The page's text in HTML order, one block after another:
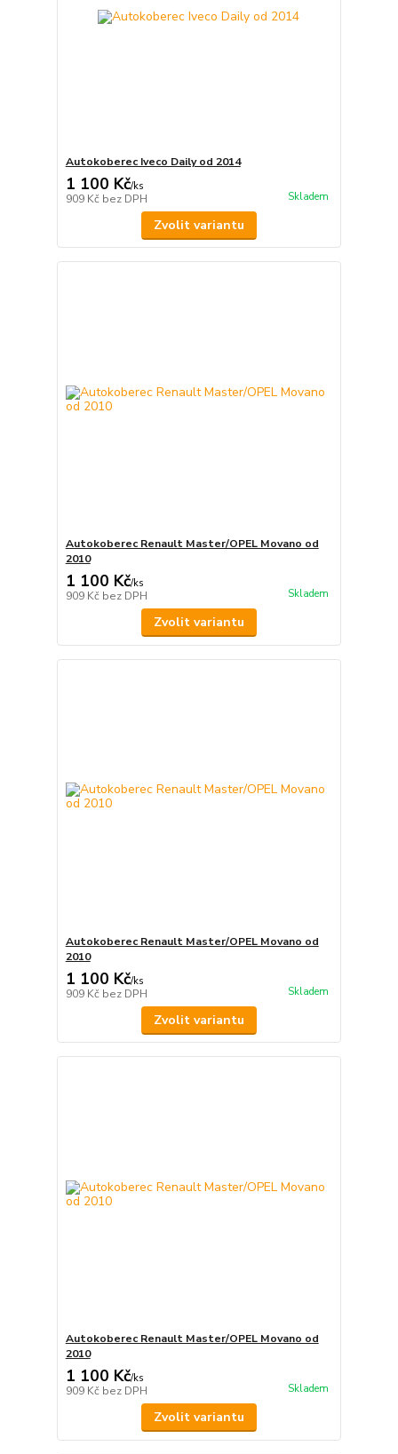
Autokoberec Iveco Daily od 2014
1 100 Kč/ks
909 Kč bez DPH Skladem
Zvolit variantu
Autokoberec Renault Master/OPEL Movano od
2010
1 100 Kč/ks
909 Kč bez DPH Skladem
Zvolit variantu
Autokoberec Renault Master/OPEL Movano od
2010
1 100 Kč/ks
909 Kč bez DPH Skladem
Zvolit variantu
Autokoberec Renault Master/OPEL Movano od
2010
1 100 Kč/ks
909 Kč bez DPH Skladem
Zvolit variantu